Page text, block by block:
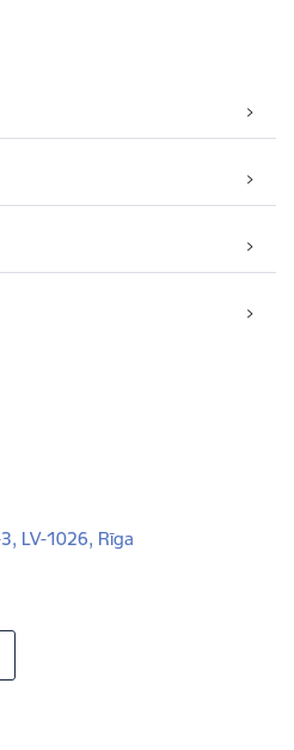
LV-1026, Rīga